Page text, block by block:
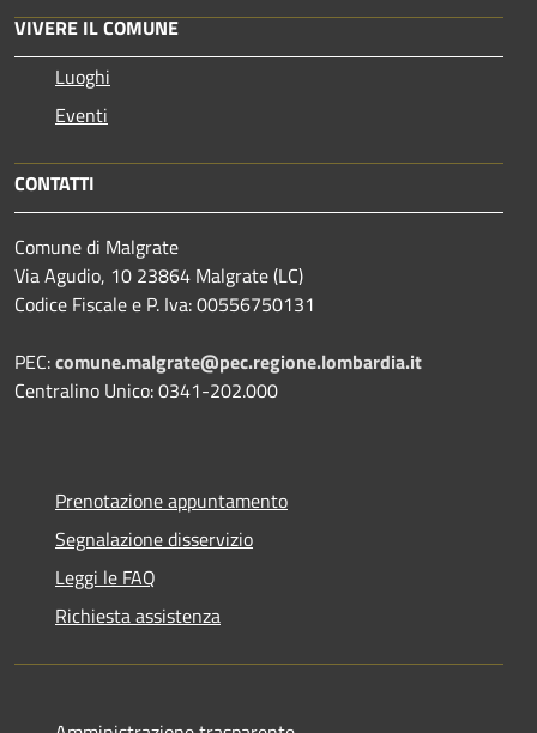
VIVERE IL COMUNE
Luoghi
Eventi
CONTATTI
Comune di Malgrate
Via Agudio, 10 23864 Malgrate (LC)
Codice Fiscale e P. Iva: 00556750131
PEC:comune.malgrate@pec.regione.lombardia.it
Centralino Unico: 0341-202.000
Prenotazione appuntamento
Segnalazione disservizio
Leggi le FAQ
Richiesta assistenza